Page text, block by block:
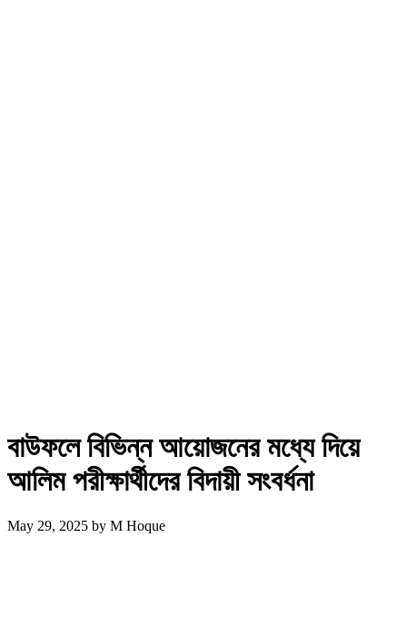
বাউফলে বিভিন্ন আয়োজনের মধ্যে দিয়ে
আলিম পরীক্ষার্থীদের বিদায়ী সংবর্ধনা
May 29, 2025 by M Hoque